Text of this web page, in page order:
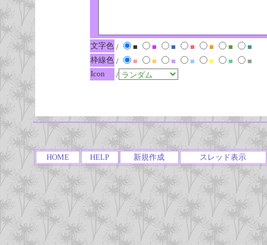
文字色 / ■ ■ ■ ■ ■ ■
■
枠線色 / ■ ■ ■ ■ ■ ■
■
Icon
/
HOME HELP 新規作成 スレッド表示